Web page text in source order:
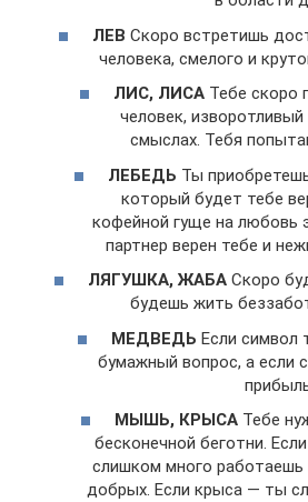
ЛЕВ Скоро встретишь
человека, смелого и
ЛИС, ЛИСАТебе скоро
человек,
смыслах. Тебя
ЛЕБЕДЬ Ты
который будет тебе
кофейной гуще на любовь
партнер верен тебе и
ЛЯГУШКА, ЖАБАСкоро
будешь жить
МЕДВЕДЬ Если символ
бумажный вопрос, а если
МЫШЬ, КРЫСА Тебе
бесконечной беготни.
слишком много работаешь
добрых. Если крыса — ты